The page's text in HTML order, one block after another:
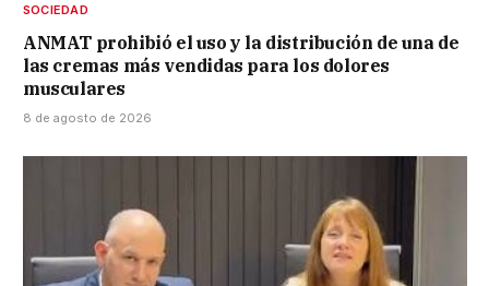
SOCIEDAD
ANMAT prohibió el uso y la distribución de una de
las cremas más vendidas para los dolores
musculares
8 de agosto de 2026